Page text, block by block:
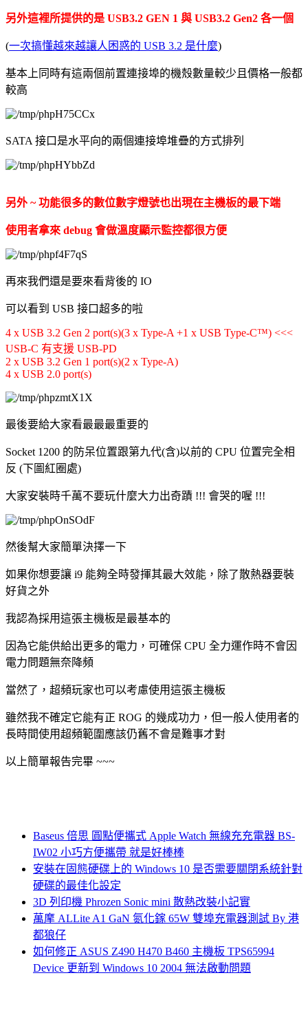
另外這裡所提供的是 USB3.2 GEN 1 與 USB3.2 Gen2 各一個
(一次搞懂越來越讓人困惑的 USB 3.2 是什麼)
基本上同時有這兩個前置連接埠的機殼數量較少且價格一般都
較高
SATA 接口是水平向的兩個連接埠堆疊的方式排列
另外 ~ 功能很多的數位數字燈號也出現在主機板的最下端
使用者拿來 debug 會做溫度顯示監控都很方便
再來我們還是要來看背後的 IO
可以看到 USB 接口超多的啦
4 x USB 3.2 Gen 2 port(s)(3 x Type-A +1 x USB Type-C™) <<<
USB-C 有支援 USB-PD
2 x USB 3.2 Gen 1 port(s)(2 x Type-A)
4 x USB 2.0 port(s)
最後要給大家看最最最重要的
Socket 1200 的防呆位置跟第九代(含)以前的 CPU 位置完全相
反 (下圖紅圈處)
大家安裝時千萬不要玩什麼大力出奇蹟 !!! 會哭的喔 !!!
然後幫大家簡單決擇一下
如果你想要讓 i9 能夠全時發揮其最大效能，除了散熱器要裝
好貨之外
我認為採用這張主機板是最基本的
因為它能供給出更多的電力，可確保 CPU 全力運作時不會因
電力問題無奈降頻
當然了，超頻玩家也可以考慮使用這張主機板
雖然我不確定它能有正 ROG 的幾成功力，但一般人使用者的
長時間使用超頻範圍應該仍舊不會是難事才對
以上簡單報告完畢 ~~~
Baseus 倍思 圓點便攜式 Apple Watch 無線充充電器 BS-
IW02 小巧方便攜帶 就是好棒棒
安裝在固態硬碟上的 Windows 10 是否需要關閉系統針對
硬碟的最佳化設定
3D 列印機 Phrozen Sonic mini 散熱改裝小記實
萬摩 ALLite A1 GaN 氮化鎵 65W 雙埠充電器測試 By 港
都狼仔
如何修正 ASUS Z490 H470 B460 主機板 TPS65994
Device 更新到 Windows 10 2004 無法啟動問題